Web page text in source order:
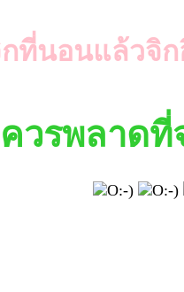
ที่นอนแล้วจิ
วรพลาดที่